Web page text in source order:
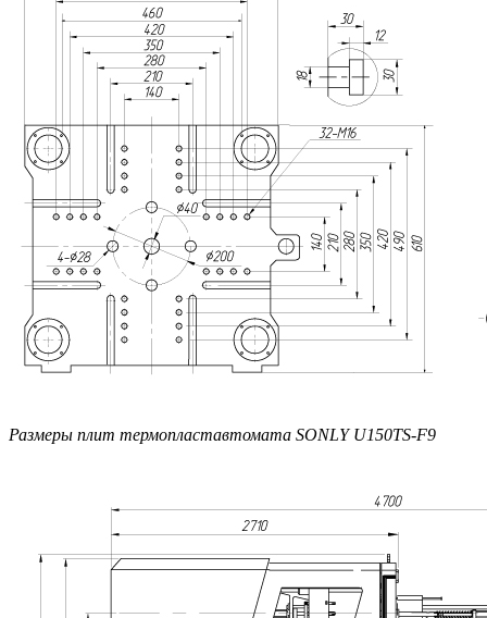
Размеры плит термопластавтомата SONLY U150TS-F9